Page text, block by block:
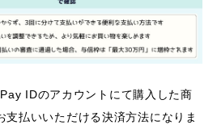
IDのアカウントにて購入した商
支払いいただける決済方法になりま